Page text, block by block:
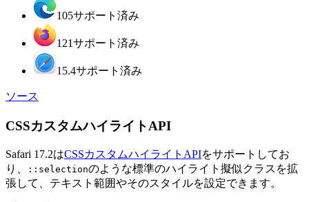
105サポート済み
121サポート済み
15.4サポート済み
ソース
CSSカスタムハイライトAPI
Safari 17.2はCSSカスタムハイライトAPIをサポートしてお
り、
::selectionのような標準のハイライト擬似クラスを拡
張して、テキスト範囲やそのスタイルを設定できます。